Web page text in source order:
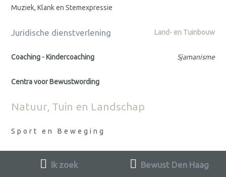
Muziek, Klank en Stemexpressie
Juridische dienstverlening Land- en Tuinbouw
Coaching - Kindercoaching Sjamanisme
Centra voor Bewustwording
Natuur, Tuin en Landschap
Sport en Beweging
Ik zoek Bewust Den Haag